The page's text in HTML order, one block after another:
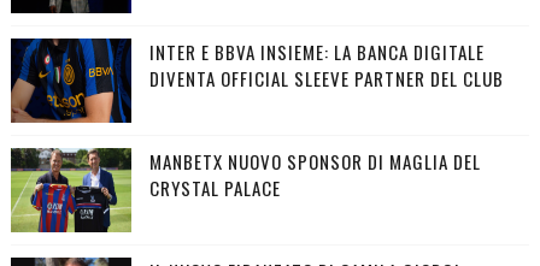
INTER E BBVA INSIEME: LA BANCA DIGITALE
DIVENTA OFFICIAL SLEEVE PARTNER DEL CLUB
MANBETX NUOVO SPONSOR DI MAGLIA DEL
CRYSTAL PALACE